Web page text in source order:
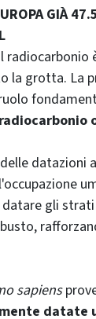
GIÀ
la grotta. La
datazioni
gli
sapiens
datate